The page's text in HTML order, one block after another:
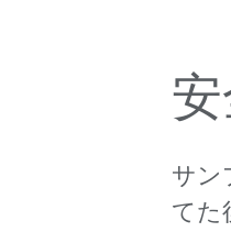
サン
てた